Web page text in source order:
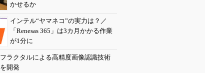
かせるか
インテル“ヤマネコ”の実力は？／
「Renesas 365」は3カ月かかる作業
が1分に
フラクタルによる高精度画像認識技術
を開発